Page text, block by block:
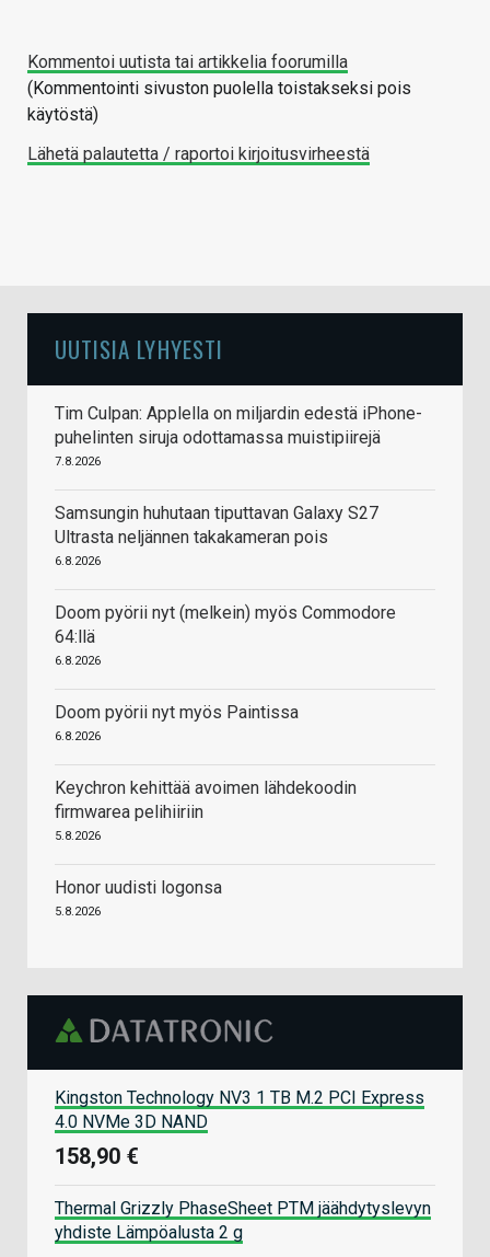
Kommentoi uutista tai artikkelia foorumilla
(Kommentointi sivuston puolella toistakseksi pois
käytöstä)
Lähetä palautetta / raportoi kirjoitusvirheestä
UUTISIA LYHYESTI
Tim Culpan: Applella on miljardin edestä iPhone-
puhelinten siruja odottamassa muistipiirejä
7.8.2026
Samsungin huhutaan tiputtavan Galaxy S27
Ultrasta neljännen takakameran pois
6.8.2026
Doom pyörii nyt (melkein) myös Commodore
64:llä
6.8.2026
Doom pyörii nyt myös Paintissa
6.8.2026
Keychron kehittää avoimen lähdekoodin
firmwarea pelihiiriin
5.8.2026
Honor uudisti logonsa
5.8.2026
Kingston Technology NV3 1 TB M.2 PCI Express
4.0 NVMe 3D NAND
158,90 €
Thermal Grizzly PhaseSheet PTM jäähdytyslevyn
yhdiste Lämpöalusta 2 g